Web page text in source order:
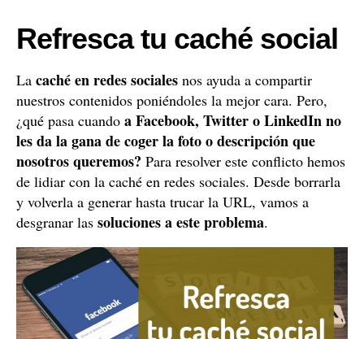
Refresca tu caché social
La caché en redes sociales nos ayuda a compartir
nuestros contenidos poniéndoles la mejor cara. Pero,
¿qué pasa cuando a Facebook, Twitter o LinkedIn no
les da la gana de coger la foto o descripción que
nosotros queremos? Para resolver este conflicto hemos
de lidiar con la caché en redes sociales. Desde borrarla
y volverla a generar hasta trucar la URL, vamos a
desgranar las soluciones a este problema.